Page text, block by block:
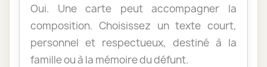
Oui. Une carte peut accompagner la
composition. Choisissez un texte court,
personnel et respectueux, destiné à la
famille ou à la mémoire du défunt.